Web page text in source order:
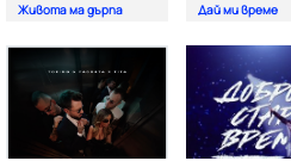
Живота ма дърпа
Дай ми време